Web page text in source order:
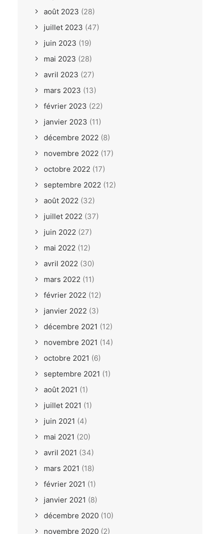
août 2023 (28)
juillet 2023 (47)
juin 2023 (19)
mai 2023 (28)
avril 2023 (27)
mars 2023 (13)
février 2023 (22)
janvier 2023 (11)
décembre 2022 (8)
novembre 2022 (17)
octobre 2022 (17)
septembre 2022 (12)
août 2022 (32)
juillet 2022 (37)
juin 2022 (27)
mai 2022 (12)
avril 2022 (30)
mars 2022 (11)
février 2022 (12)
janvier 2022 (3)
décembre 2021 (12)
novembre 2021 (14)
octobre 2021 (6)
septembre 2021 (1)
août 2021 (1)
juillet 2021 (1)
juin 2021 (4)
mai 2021 (20)
avril 2021 (34)
mars 2021 (18)
février 2021 (1)
janvier 2021 (8)
décembre 2020 (10)
novembre 2020 (2)